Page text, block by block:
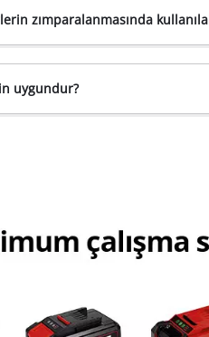
zımparalanmasında
uygundur?